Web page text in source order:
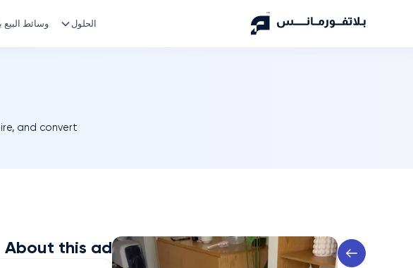
الحلول وسائط البيع
and convert.
About this ad